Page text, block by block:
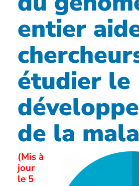
entier
étudier le
de la
(Mis à
jour
le 5